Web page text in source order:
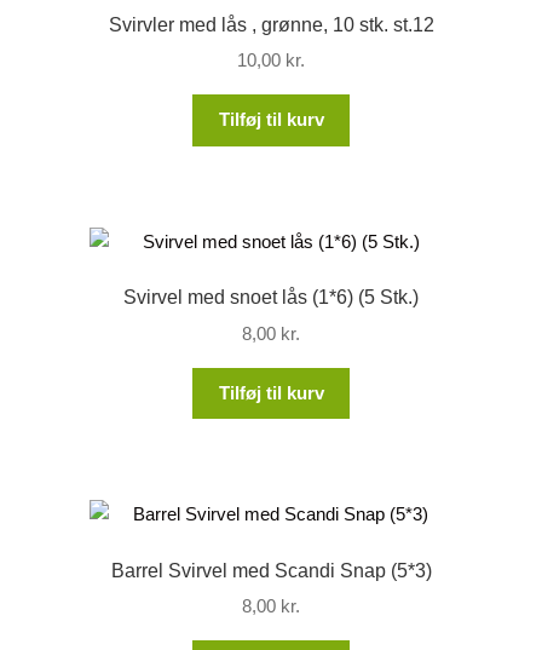
Svirvler med lås , grønne, 10 stk. st.12
10,00 kr.
Tilføj til kurv
Svirvel med snoet lås (1*6) (5 Stk.)
8,00 kr.
Tilføj til kurv
Barrel Svirvel med Scandi Snap (5*3)
8,00 kr.